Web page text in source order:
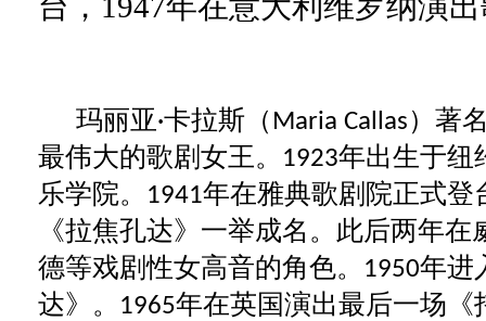
玛丽亚·卡拉斯（ Maria Callas ）著
最伟大的歌剧女王。
1923年出生于纽
乐学院。
1941年在雅典歌剧院正式登
《拉焦孔达》一举成名。此后两年
德等戏剧性女高音的角色。
1950年进
达》。
1965年在英国演出最后一场